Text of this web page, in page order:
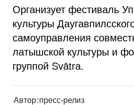
Организует фестиваль
культуры
самоуправления
латышской культуры и
группой Svātra.
Автор: пресс-релиз